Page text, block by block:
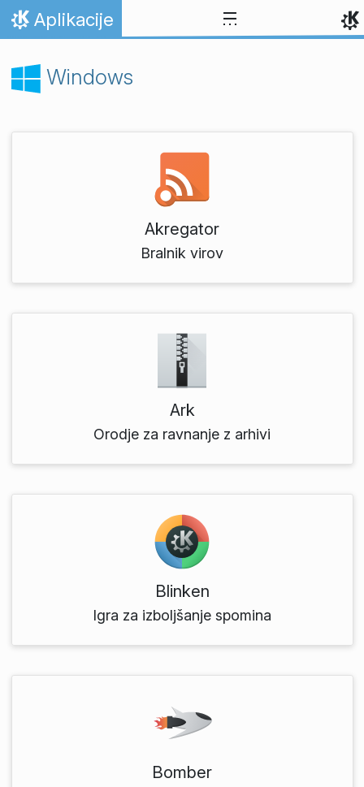
Preskoči na vsebino
Domov
Aplikacije
Windows
Akregator
Bralnik virov
Ark
Orodje za ravnanje z arhivi
Blinken
Igra za izboljšanje spomina
Bomber